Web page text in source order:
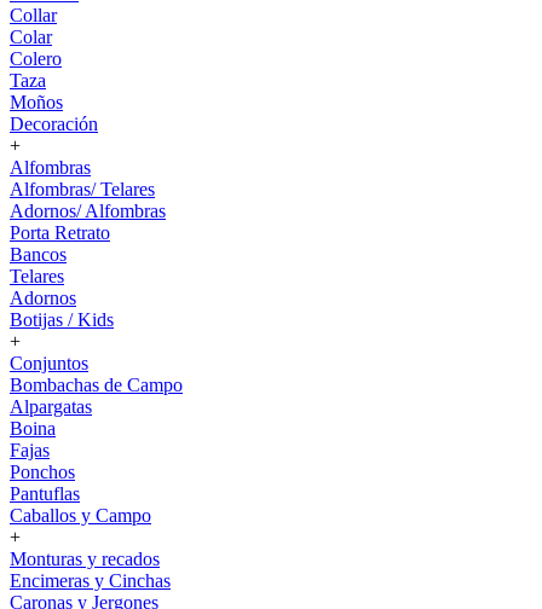
Collar
Colar
Colero
Taza
Moños
Decoración
+
Alfombras
Alfombras/ Telares
Adornos/ Alfombras
Porta Retrato
Bancos
Telares
Adornos
Botijas / Kids
+
Conjuntos
Bombachas de Campo
Alpargatas
Boina
Fajas
Ponchos
Pantuflas
Caballos y Campo
+
Monturas y recados
Encimeras y Cinchas
Caronas y Jergones